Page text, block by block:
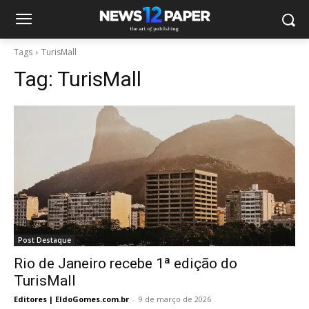
Tags TurisMall
Tag: TurisMall
Post Destaque
Rio de Janeiro recebe 1ª edição do
TurisMall
Editores | EldoGomes.com.br - 9 de março de 2026